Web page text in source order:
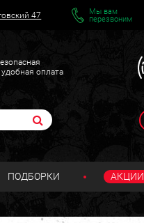
47
Мы вам
перезвоним
удобная оплата
ПОДБОРКИ АКЦИИ